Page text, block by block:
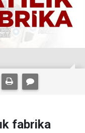
fabrika